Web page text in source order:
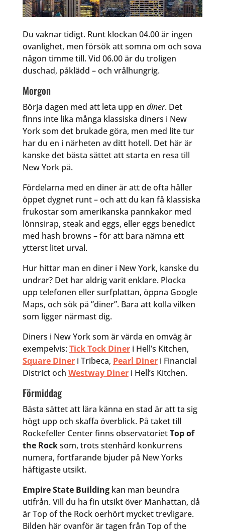
Du vaknar tidigt. Runt klockan 04.00 är ingen
ovanlighet, men försök att somna om och sova
någon timme till. Vid 06.00 är du troligen
duschad, påklädd – och vrålhungrig.
Morgon
Börja dagen med att leta upp en diner. Det
finns inte lika många klassiska diners i New
York som det brukade göra, men med lite tur
har du en i närheten av ditt hotell. Det här är
kanske det bästa sättet att starta en resa till
New York på.
Fördelarna med en diner är att de ofta håller
öppet dygnet runt – och att du kan få klassiska
frukostar som amerikanska pannkakor med
lönnsirap, steak and eggs, eller eggs benedict
med hash browns – för att bara nämna ett
ytterst litet urval.
Hur hittar man en diner i New York, kanske du
undrar? Det har aldrig varit enklare. Plocka
upp telefonen eller surfplattan, öppna Google
Maps, och sök på ”diner”. Bara att kolla vilken
som ligger närmast dig.
Diners i New York som är värda en omväg är
exempelvis: Tick Tock Dineri Hell’s Kitchen,
Square Dineri Tribeca, Pearl Dineri Financial
District och Westway Dineri Hell’s Kitchen.
Förmiddag
Bästa sättet att lära känna en stad är att ta sig
högt upp och skaffa överblick. På taket till
Rockefeller Center finns observatorietTop of
the Rocksom, trots stenhård konkurrens
numera, fortfarande bjuder på New Yorks
häftigaste utsikt.
Empire State Buildingkan man beundra
utifrån. Vill du ha fin utsikt över Manhattan, då
är Top of the Rock oerhört mycket trevligare.
Bilden här ovanför är tagen från Top of the